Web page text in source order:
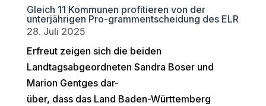
Gleich 11 Kommunen profitieren von der
unterjährigen Pro-grammentscheidung des ELR
28. Juli 2025
Erfreut zeigen sich die beiden
Landtagsabgeordneten Sandra Boser und
Marion Gentges dar-
über, dass das Land Baden-Württemberg